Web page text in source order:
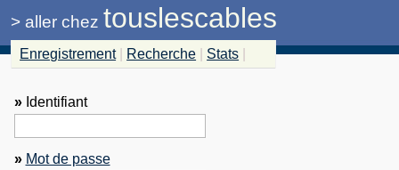
>aller chez touslescables
Enregistrement Recherche Stats
»Identifiant
» Mot de passe